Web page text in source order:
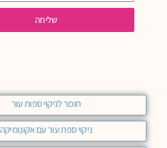
שליחה
חומר לניקוי ספות עור
ניקוי ספת עור עם אקונומיקה